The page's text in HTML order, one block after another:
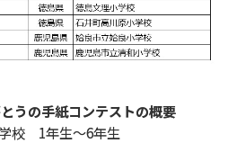
うの手紙コンテストの概要
校 1年生～6年生